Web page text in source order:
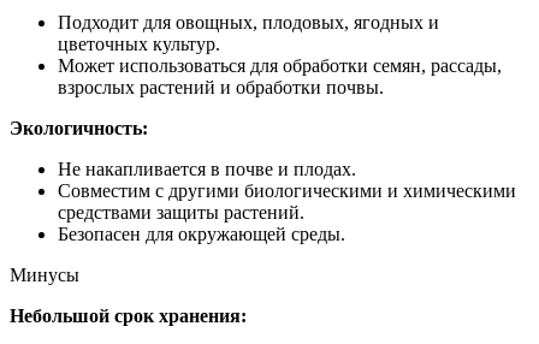
Подходит для овощных, плодовых, ягодных и
цветочных культур.
Может использоваться для обработки семян, рассады,
взрослых растений и обработки почвы.
Экологичность:
Не накапливается в почве и плодах.
Совместим с другими биологическими и химическими
средствами защиты растений.
Безопасен для окружающей среды.
Минусы
Небольшой срок хранения: